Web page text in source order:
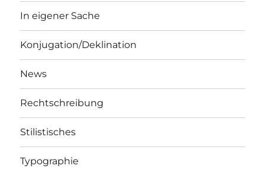
In eigener Sache
Konjugation/Deklination
News
Rechtschreibung
Stilistisches
Typographie